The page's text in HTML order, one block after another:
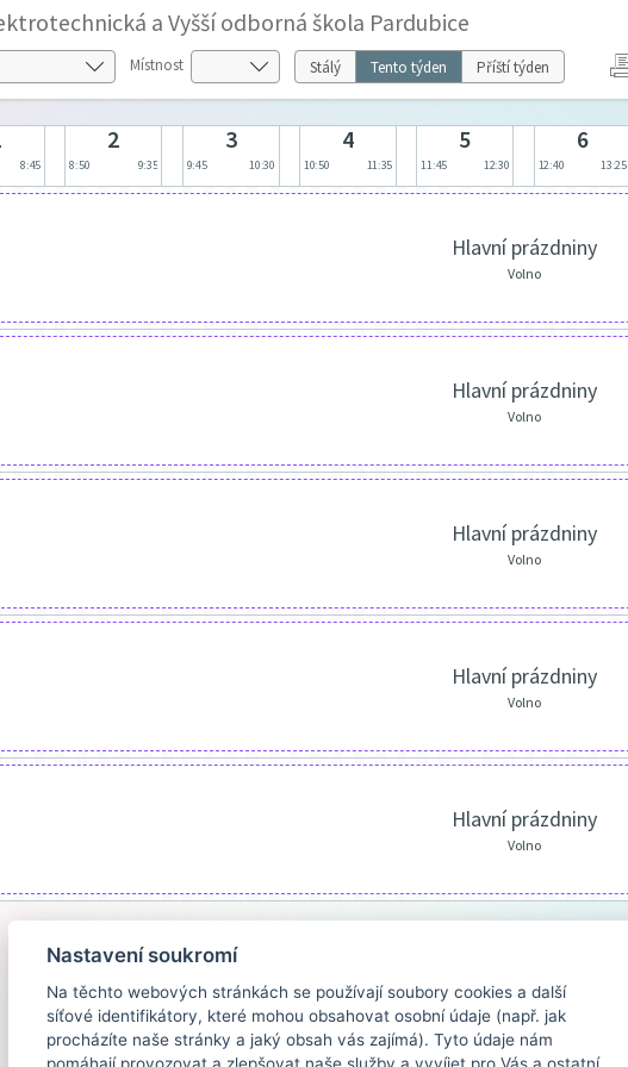
a Vyšší odborná škola Pardubice
Místnost Stálý Tento týden Příští týden
8:45
2
8:50 9:35
3
9:45 10:30
4
10:50 11:35
5
11:45 12:30
6
12:40 13:25
Hlavní prázdniny
Volno
Hlavní prázdniny
Volno
Hlavní prázdniny
Volno
Hlavní prázdniny
Volno
Hlavní prázdniny
Volno
Nastavení soukromí
Na těchto webových stránkách se používají soubory cookies a další
síťové identifikátory, které mohou obsahovat osobní údaje (např. jak
procházíte naše stránky a jaký obsah vás zajímá). Tyto údaje nám